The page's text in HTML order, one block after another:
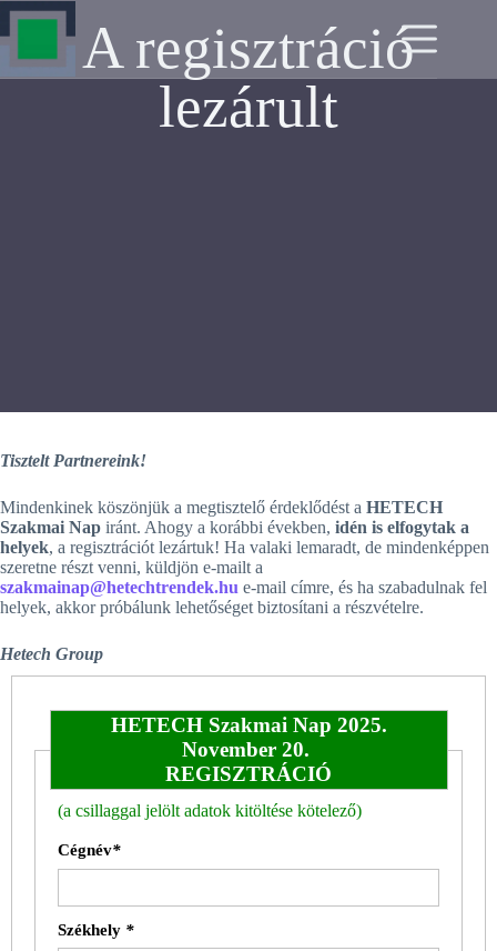
A regisztráció
lezárult
Tisztelt Partnereink!
Mindenkinek köszönjük a megtisztelő érdeklődést a HETECH
Szakmai Nap iránt. Ahogy a korábbi években, idén is elfogytak a
helyek, a regisztrációt lezártuk! Ha valaki lemaradt, de mindenképpen
szeretne részt venni, küldjön e-mailt a
szakmainap@hetechtrendek.hu e-mail címre, és ha szabadulnak fel
helyek, akkor próbálunk lehetőséget biztosítani a részvételre.
Hetech Group
HETECH Szakmai Nap 2025.
November 20.
REGISZTRÁCIÓ
(a csillaggal jelölt adatok kitöltése kötelező)
Cégnév*
Székhely *